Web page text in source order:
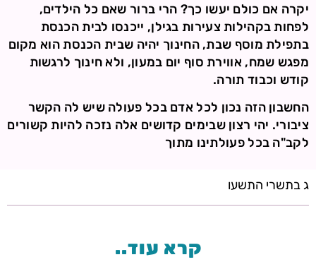
יקרה אם כולם יעשו כך? הרי ברור שאם כל הילדים,
לפחות בקהילות צעירות בגילן, ייכנסו לבית הכנסת
בתפילת מוסף שבת, החינוך יהיה שבית הכנסת הוא מקום
מפגש שמח, אווירת סוף יום במעון, ולא חינוך לרגשות
קודש וכבוד תורה.
החשבון הזה נכון לכל אדם בכל פעולה שיש לה הקשר
ציבורי. יהי רצון שבימים קדושים אלה נזכה להיות קשורים
לקב"ה בכל פעולתינו מתוך
ג בתשרי התשעו
קרא עוד..